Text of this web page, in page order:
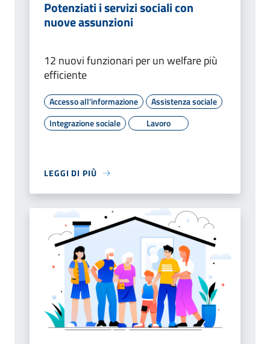
Potenziati i servizi sociali con
nuove assunzioni
12 nuovi funzionari per un welfare più
efficiente
Accesso all'informazione
Assistenza sociale
Integrazione sociale
Lavoro
LEGGI DI PIÙ